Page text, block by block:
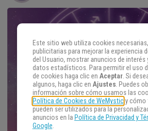
Este sitio web utiliza cookies
publicitarias para mejorar la experiencia
del Usuario, mostrar anuncios de interés
datos estadísticos. Para permitir el uso
de cookies haga clic en Aceptar. Si
algunos, haga clic en Ajustes. Puedes
información sobre cómo usamos las
Política de Cookies de WeMysticy cómo
pueden ser utilizados para la
anuncios en la Política de Privacidad y
Google.